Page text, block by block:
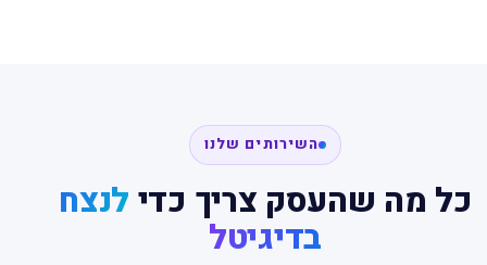
השירותים שלנו
כל מה שהעסק צריך כדי לנצח
בדיגיטל